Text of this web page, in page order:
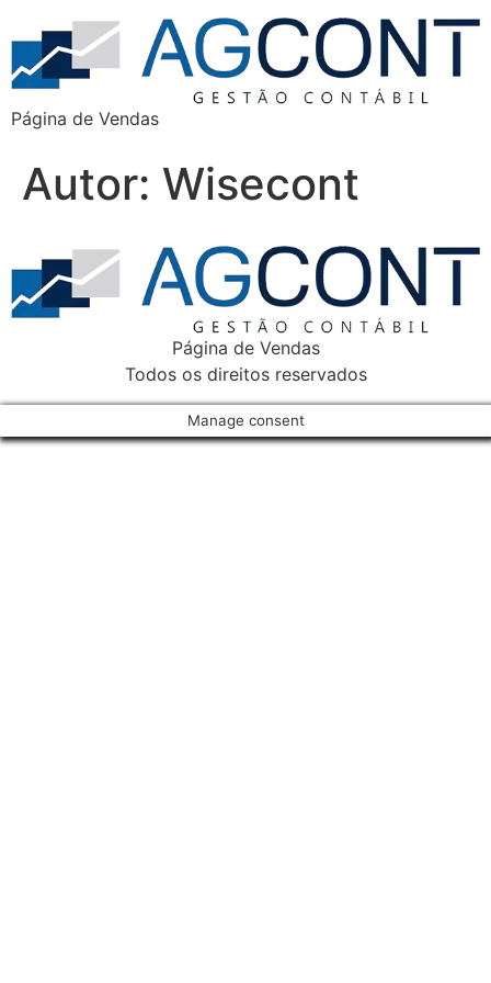
Página de Vendas
Autor: Wisecont
Página de Vendas
Todos os direitos reservados
Manage consent